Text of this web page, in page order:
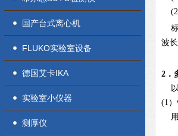
国产台式离心机
FLUKO实验室设备
德国艾卡IKA
实验室小仪器
测厚仪
标
波
2
以
(1）
用